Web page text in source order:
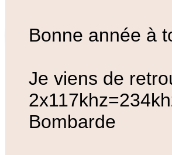
Bonne année à
Je viens de
Bombarde